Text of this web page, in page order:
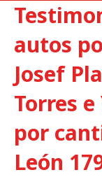
autos
Josef
Torres
por
León